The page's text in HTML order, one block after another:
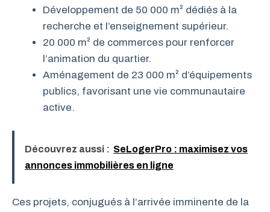
Développement de 50 000 m² dédiés à la
recherche et l’enseignement supérieur.
20 000 m² de commerces pour renforcer
l’animation du quartier.
Aménagement de 23 000 m² d’équipements
publics, favorisant une vie communautaire
active.
Découvrez aussi : SeLogerPro : maximisez vos
annonces immobilières en ligne
Ces projets, conjugués à l’arrivée imminente de la